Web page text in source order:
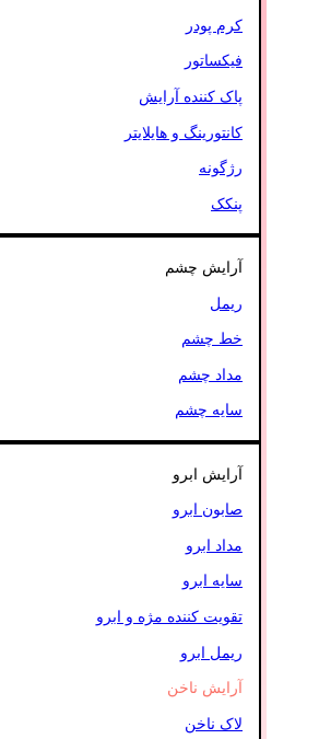
کرم پودر
فیکساتور
پاک کننده آرایش
کانتورینگ و هایلایتر
رژگونه
پنکک
آرایش چشم
ریمل
خط چشم
مداد چشم
سایه چشم
آرایش ابرو
صابون ابرو
مداد ابرو
سایه ابرو
تقویت کننده مژه و ابرو
ریمل ابرو
آرایش ناخن
لاک ناخن